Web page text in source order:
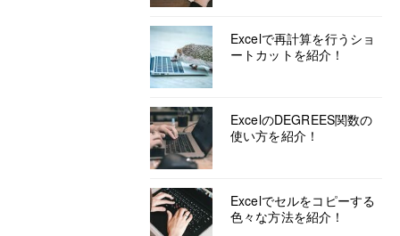
Excelで再計算を行うショ
ートカットを紹介！
ExcelのDEGREES関数の
使い方を紹介！
Excelでセルをコピーする
色々な方法を紹介！